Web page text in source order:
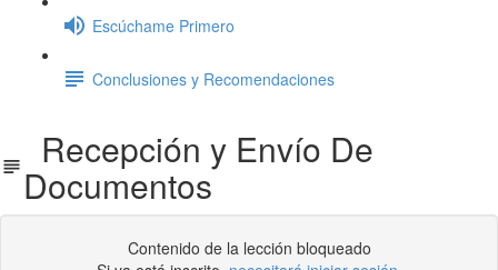
Escúchame Primero
Conclusiones y Recomendaciones
Recepción y Envío De
Documentos
Contenido de la lección bloqueado